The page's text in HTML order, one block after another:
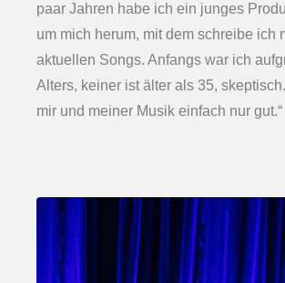
paar Jahren habe ich ein junges
um mich herum, mit dem schreibe ich
aktuellen Songs. Anfangs war ich
Alters, keiner ist älter als 35,
mir und meiner Musik einfach nur gut.“